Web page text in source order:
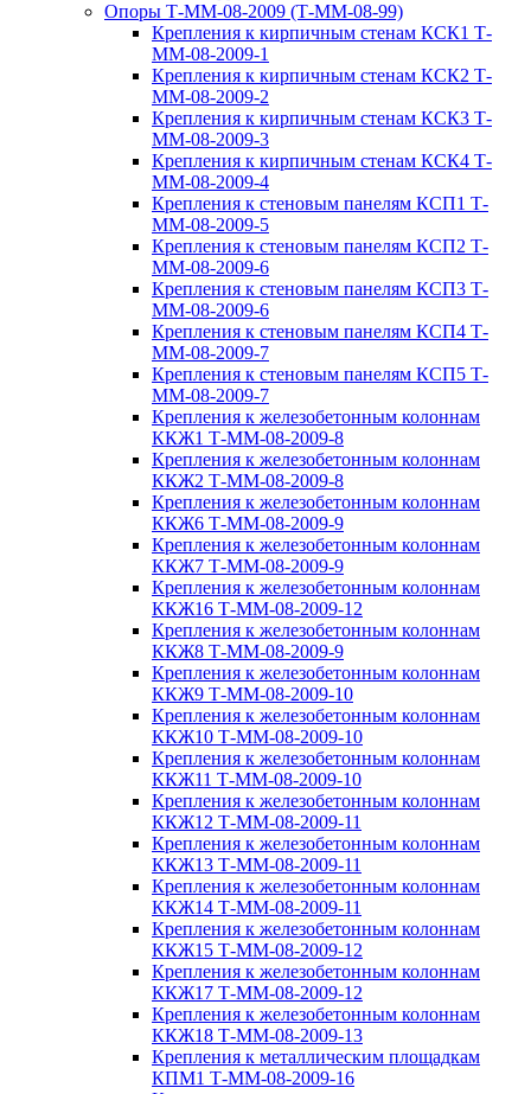
Опоры Т-ММ-08-2009 (Т-ММ-08-99)
Крепления к кирпичным стенам КСК1 Т-
ММ-08-2009-1
Крепления к кирпичным стенам КСК2 Т-
ММ-08-2009-2
Крепления к кирпичным стенам КСК3 Т-
ММ-08-2009-3
Крепления к кирпичным стенам КСК4 Т-
ММ-08-2009-4
Крепления к стеновым панелям КСП1 Т-
ММ-08-2009-5
Крепления к стеновым панелям КСП2 Т-
ММ-08-2009-6
Крепления к стеновым панелям КСП3 Т-
ММ-08-2009-6
Крепления к стеновым панелям КСП4 Т-
ММ-08-2009-7
Крепления к стеновым панелям КСП5 Т-
ММ-08-2009-7
Крепления к железобетонным колоннам
ККЖ1 Т-ММ-08-2009-8
Крепления к железобетонным колоннам
ККЖ2 Т-ММ-08-2009-8
Крепления к железобетонным колоннам
ККЖ6 Т-ММ-08-2009-9
Крепления к железобетонным колоннам
ККЖ7 Т-ММ-08-2009-9
Крепления к железобетонным колоннам
ККЖ16 Т-ММ-08-2009-12
Крепления к железобетонным колоннам
ККЖ8 Т-ММ-08-2009-9
Крепления к железобетонным колоннам
ККЖ9 Т-ММ-08-2009-10
Крепления к железобетонным колоннам
ККЖ10 Т-ММ-08-2009-10
Крепления к железобетонным колоннам
ККЖ11 Т-ММ-08-2009-10
Крепления к железобетонным колоннам
ККЖ12 Т-ММ-08-2009-11
Крепления к железобетонным колоннам
ККЖ13 Т-ММ-08-2009-11
Крепления к железобетонным колоннам
ККЖ14 Т-ММ-08-2009-11
Крепления к железобетонным колоннам
ККЖ15 Т-ММ-08-2009-12
Крепления к железобетонным колоннам
ККЖ17 Т-ММ-08-2009-12
Крепления к железобетонным колоннам
ККЖ18 Т-ММ-08-2009-13
Крепления к металлическим площадкам
КПМ1 Т-ММ-08-2009-16